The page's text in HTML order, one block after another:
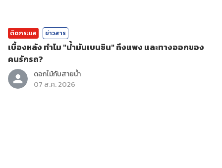
ติดกระแส ข่าวสาร
เบื้องหลัง ทำไม "น้ำมันเบนซิน" ถึงแพง และทางออกของ
คนรักรถ?
ดอกไม้กับสายน้ำ
07 ส.ค. 2026